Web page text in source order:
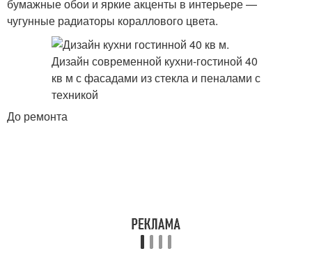
бумажные обои и яркие акценты в интерьере —
чугунные радиаторы кораллового цвета.
До ремонта